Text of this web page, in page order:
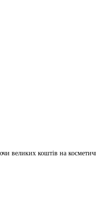
великих коштів на